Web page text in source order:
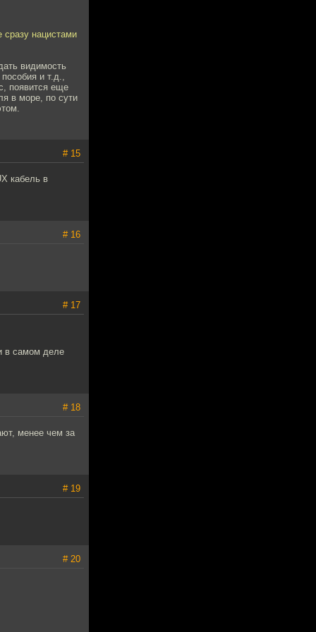
сразу нацистами
видимость
и т.д.,
появится еще
в море, по сути
# 15
кабель в
# 16
# 17
в самом деле
# 18
менее чем за
# 19
# 20